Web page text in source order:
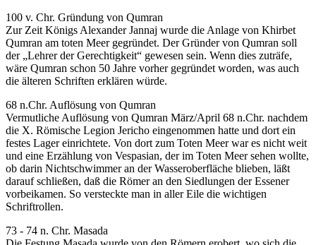
100 v. Chr. Gründung von Qumran
Zur Zeit Königs Alexander Jannaj wurde die Anlage von Khirbet
Qumran am toten Meer gegründet. Der Gründer von Qumran soll
der „Lehrer der Gerechtigkeit“ gewesen sein. Wenn dies zuträfe,
wäre Qumran schon 50 Jahre vorher gegründet worden, was auch
die älteren Schriften erklären würde.
68 n.Chr. Auflösung von Qumran
Vermutliche Auflösung von Qumran März/April 68 n.Chr. nachdem
die X. Römische Legion Jericho eingenommen hatte und dort ein
festes Lager einrichtete. Von dort zum Toten Meer war es nicht weit
und eine Erzählung von Vespasian, der im Toten Meer sehen wollte,
ob darin Nichtschwimmer an der Wasseroberfläche blieben, läßt
darauf schließen, daß die Römer an den Siedlungen der Essener
vorbeikamen. So versteckte man in aller Eile die wichtigen
Schriftrollen.
73 - 74 n. Chr. Masada